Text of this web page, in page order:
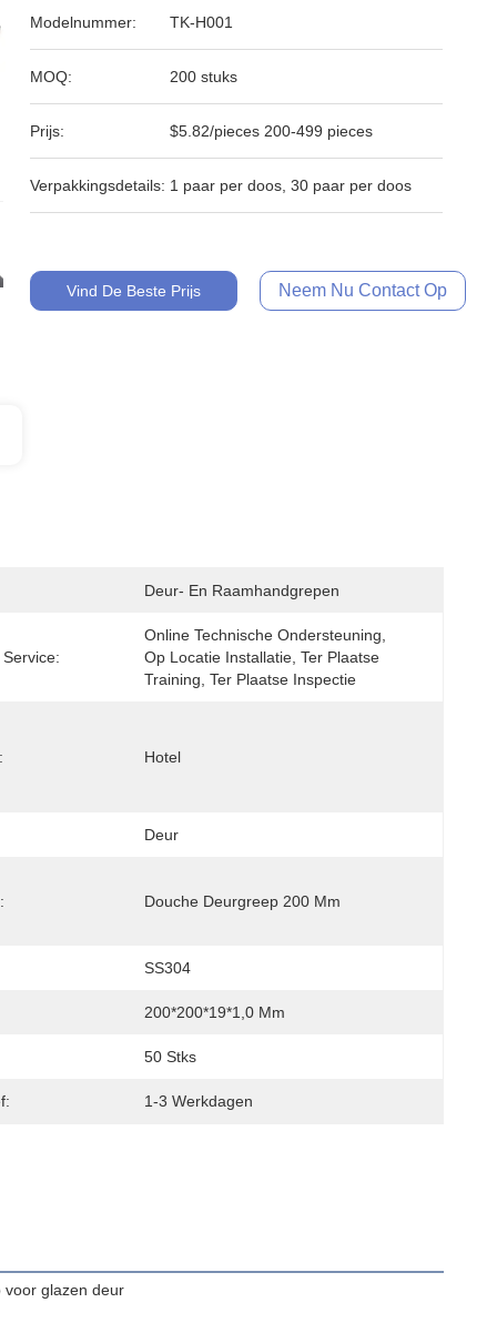
Modelnummer: TK-H001
MOQ: 200 stuks
Prijs: $5.82/pieces 200-499 pieces
Verpakkingsdetails: 1 paar per doos, 30 paar per doos
Vind De Beste Prijs Neem Nu Contact Op
Deur- En Raamhandgrepen
Online Technische Ondersteuning,
Op Locatie Installatie, Ter Plaatse
Training, Ter Plaatse Inspectie
Hotel
Deur
Douche Deurgreep 200 Mm
SS304
200*200*19*1,0 Mm
50 Stks
1-3 Werkdagen
voor glazen deur